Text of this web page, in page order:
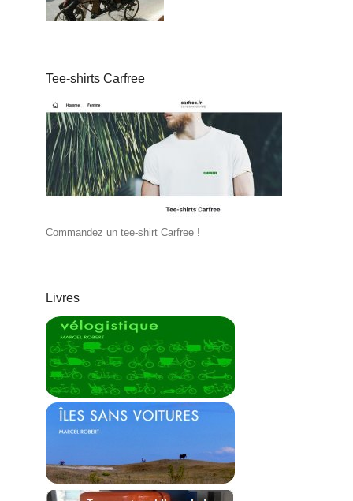
Tee-shirts Carfree
Commandez un tee-shirt Carfree !
Livres